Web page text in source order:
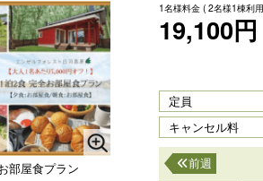
部屋食プラン
1名様料金 ( 2名様1棟利
19,100円
定員
キャンセル料
前週